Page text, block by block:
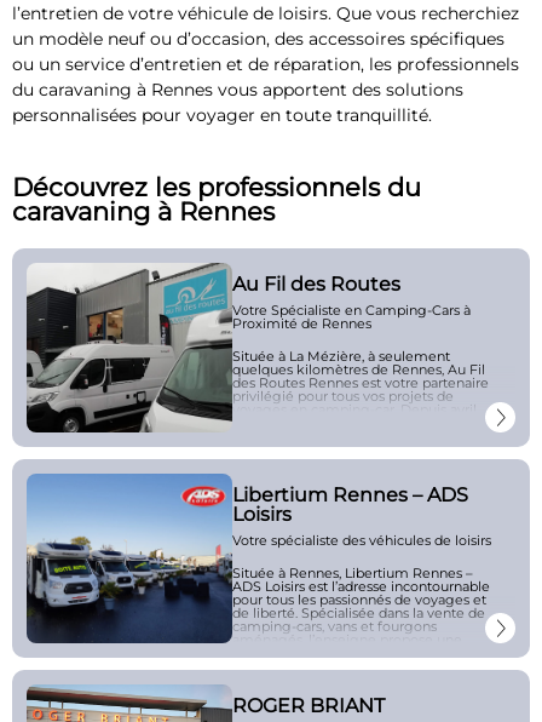
l’entretien de votre véhicule de loisirs. Que vous recherchiez
un modèle neuf ou d’occasion, des accessoires spécifiques
ou un service d’entretien et de réparation, les professionnels
du caravaning à Rennes vous apportent des solutions
personnalisées pour voyager en toute tranquillité.
Découvrez les professionnels du
caravaning à Rennes
Au Fil des Routes
Votre Spécialiste en Camping-Cars à
Proximité de Rennes
Située à La Mézière, à seulement
quelques kilomètres de Rennes, Au Fil
des RoutesRennes est votre partenaire
privilégié pour tous vos projets de
voyages en camping-car. Depuis avril
2011, cette entreprise familiale met sa
vous offrant une sélection variée de
véhicules adaptés à tous les budgets et
Nos Services :
Vente de Camping-Cars Neufs et
large gamme de véhicules issus
des meilleures marques du
marché, tels que
Niesmann+Bischoff, LMC,
Sunlight, Campster et Globecar.
Que vous soyez à la recherche
Libertium Rennes – ADS
Loisirs
Votre spécialiste des véhicules de loisirs
Située à Rennes, Libertium Rennes –
ADS Loisirs est l’adresse incontournable
pour tous les passionnés de voyages et
de liberté. Spécialisée dans la vente de
camping-cars, vans et fourgons
aménagés, l’enseigne propose une
Que vous soyez un aventurier en quête
ROGER BRIANT